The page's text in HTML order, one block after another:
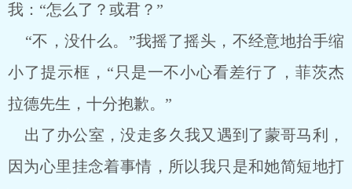
我：“怎么了？或君？”
“不，没什么。”我摇了摇头，不经意地抬手缩
小了提示框，“只是一不小心看差行了，菲茨杰
拉德先生，十分抱歉。”
出了办公室，没走多久我又遇到了蒙哥马利，
因为心里挂念着事情，所以我只是和她简短地打